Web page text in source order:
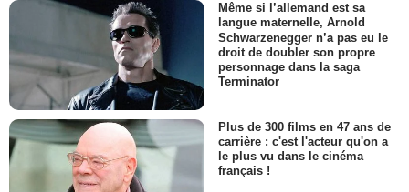
Même si l’allemand est sa
langue maternelle, Arnold
Schwarzenegger n’a pas eu le
droit de doubler son propre
personnage dans la saga
Terminator
Plus de 300 films en 47 ans de
carrière : c'est l'acteur qu'on a
le plus vu dans le cinéma
français !